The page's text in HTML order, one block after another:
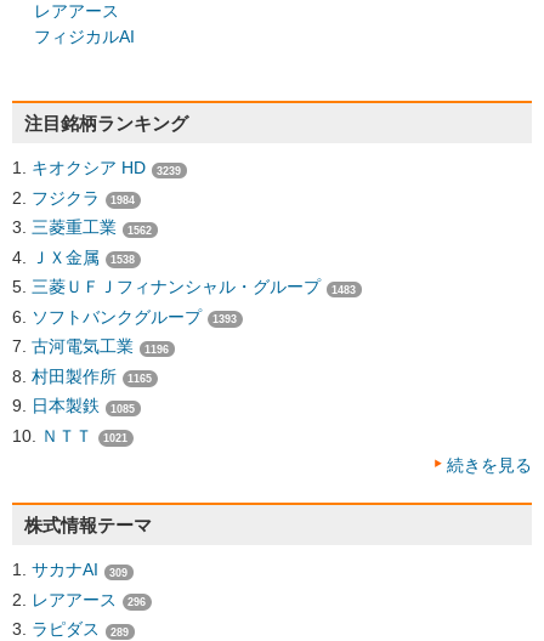
レアアース
フィジカルAI
注目銘柄ランキング
キオクシア HD 3239
フジクラ 1984
三菱重工業 1562
ＪＸ金属 1538
三菱ＵＦＪフィナンシャル・グループ 1483
ソフトバンクグループ 1393
古河電気工業 1196
村田製作所 1165
日本製鉄 1085
ＮＴＴ 1021
続きを見る
株式情報テーマ
サカナAI 309
レアアース 296
ラピダス 289